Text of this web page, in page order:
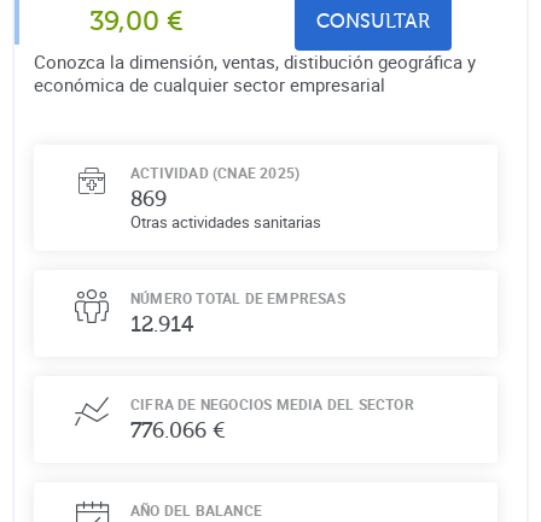
39,00 € CONSULTAR
Conozca la dimensión, ventas, distibución geográfica y
económica de cualquier sector empresarial
ACTIVIDAD (CNAE 2025)
869
Otras actividades sanitarias
NÚMERO TOTAL DE EMPRESAS
12.914
CIFRA DE NEGOCIOS MEDIA DEL SECTOR
776.066 €
AÑO DEL BALANCE